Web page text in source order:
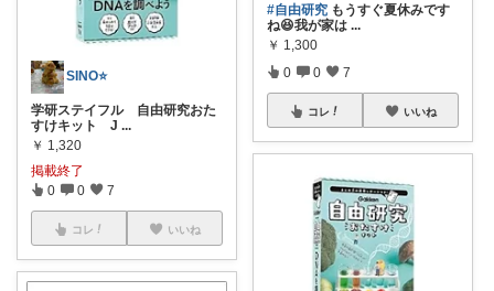
SINO⭐️
学研ステイフル 自由研究おた
すけキット J ...
￥ 1,320
掲載終了
0 0 7
コレ いいね
#自由研究 もうすぐ夏休みです
ね😆我が家は ...
￥ 1,300
0 0 7
コレ いいね